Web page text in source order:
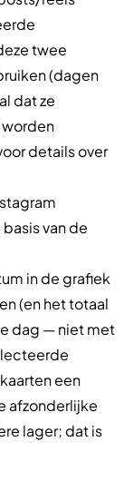
twee
(dagen
dat ze
details over
van de
in de grafiek
(en het totaal
dag — niet met
een
afzonderlijke
lager; dat is